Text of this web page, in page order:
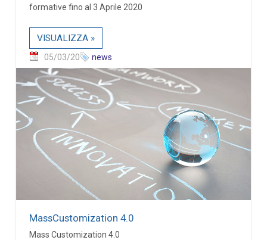
formative fino al 3 Aprile 2020
VISUALIZZA »
05/03/20 news
MassCustomization 4.0
Mass Customization 4.0